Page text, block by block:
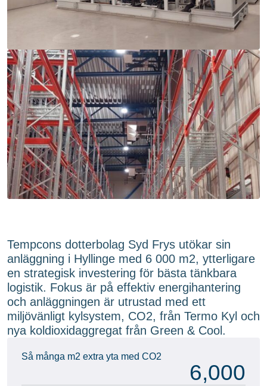
Tempcons dotterbolag Syd Frys utökar sin
anläggning i Hyllinge med 6 000 m2, ytterligare
en strategisk investering för bästa tänkbara
logistik. Fokus är på effektiv energihantering
och anläggningen är utrustad med ett
miljövänligt kylsystem, CO2, från Termo Kyl och
nya koldioxidaggregat från Green & Cool.
Så många m2 extra yta med CO2
6,000